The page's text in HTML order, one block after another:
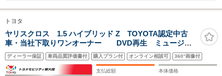
トヨタ
ヤリスクロス 1.5 ハイブリッド Z TOYOTA認定中古
車・当社下取りワンオーナー DVD再生 ミュージッ
クプレイヤー接続 バックカメラ 衝突被害軽減システ
ム ETC ドラレコ LEDヘッドランプ ワンオーナ
ー 記録簿
ディーラー保証 車両品質評価書付 購入プラン付 オンライン相談可 360°画像付
支払総額 本体価格